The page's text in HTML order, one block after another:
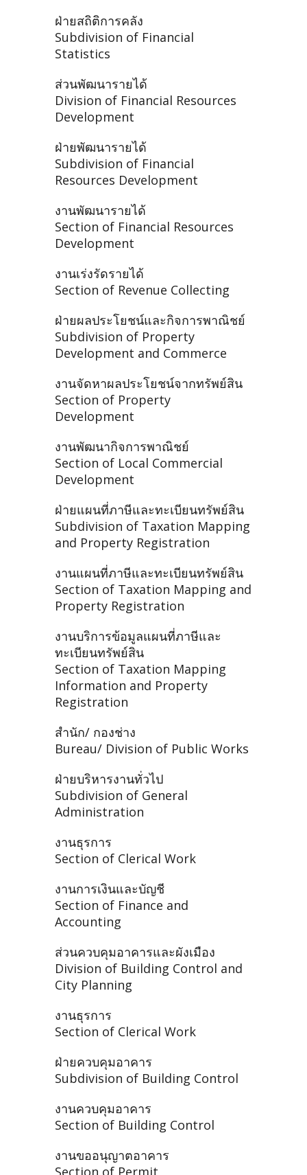
ฝ่ายสถิติการคลัง
Subdivision of Financial
Statistics
ส่วนพัฒนารายได้
Division of Financial Resources
Development
ฝ่ายพัฒนารายได้
Subdivision of Financial
Resources Development
งานพัฒนารายได้
Section of Financial Resources
Development
งานเร่งรัดรายได้
Section of Revenue Collecting
ฝ่ายผลประโยชน์และกิจการพาณิชย์
Subdivision of Property
Development and Commerce
งานจัดหาผลประโยชน์จากทรัพย์สิน
Section of Property
Development
งานพัฒนากิจการพาณิชย์
Section of Local Commercial
Development
ฝ่ายแผนที่ภาษีและทะเบียนทรัพย์สิน
Subdivision of Taxation Mapping
and Property Registration
งานแผนที่ภาษีและทะเบียนทรัพย์สิน
Section of Taxation Mapping and
Property Registration
งานบริการข้อมูลแผนที่ภาษีและ
ทะเบียนทรัพย์สิน
Section of Taxation Mapping
Information and Property
Registration
สำนัก/ กองช่าง
Bureau/ Division of Public Works
ฝ่ายบริหารงานทั่วไป
Subdivision of General
Administration
งานธุรการ
Section of Clerical Work
งานการเงินและบัญชี
Section of Finance and
Accounting
ส่วนควบคุมอาคารและผังเมือง
Division of Building Control and
City Planning
งานธุรการ
Section of Clerical Work
ฝ่ายควบคุมอาคาร
Subdivision of Building Control
งานควบคุมอาคาร
Section of Building Control
งานขออนุญาตอาคาร